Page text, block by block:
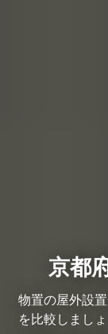
京都
物置の屋外設
を比較しましょ